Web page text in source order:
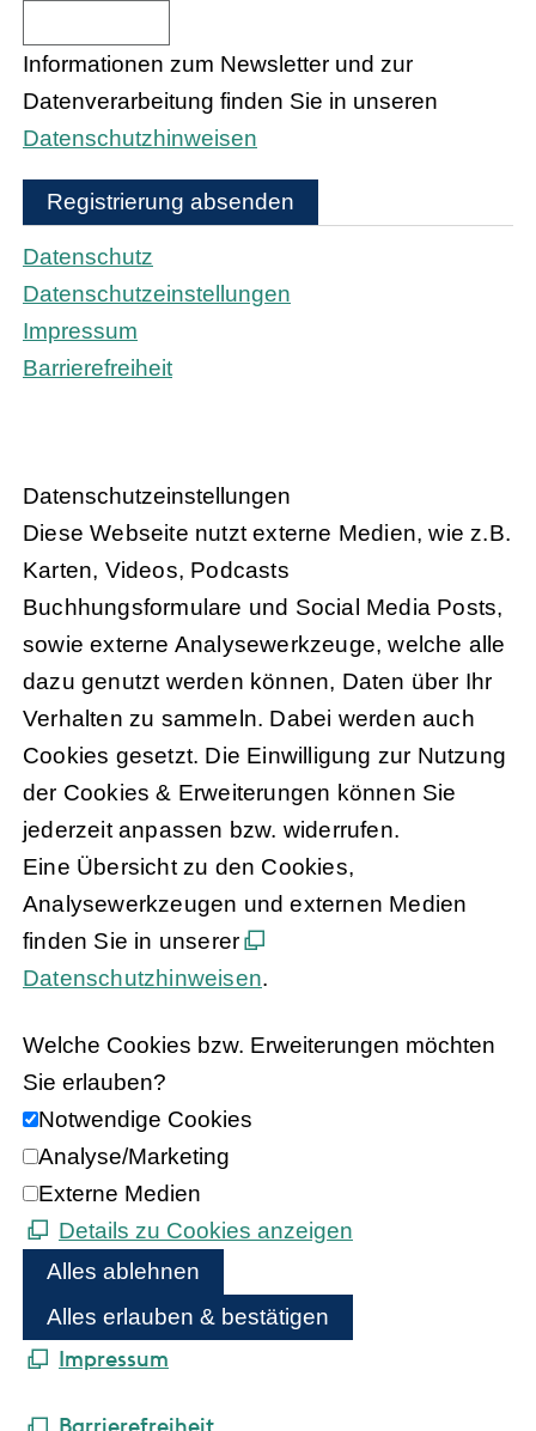
Informationen zum Newsletter und zur
Datenverarbeitung finden Sie in unseren
Datenschutzhinweisen
Registrierung absenden
Datenschutz
Datenschutzeinstellungen
Impressum
Barrierefreiheit
Daten­schutz­ein­stel­lun­gen
Diese Webseite nutzt externe Medien, wie z.B.
Karten, Videos, Podcasts
Buchhungsformulare und Social Media Posts,
sowie externe Analysewerkzeuge, welche alle
dazu genutzt werden können, Daten über Ihr
Verhalten zu sammeln. Dabei werden auch
Cookies gesetzt. Die Einwilligung zur Nutzung
der Cookies & Erweiterungen können Sie
jederzeit anpassen bzw. widerrufen.
Eine Übersicht zu den Cookies,
Analysewerkzeugen und externen Medien
finden Sie in unserer
Datenschutzhinweisen.
Welche Cookies bzw. Erweiterungen möchten
Sie erlauben?
Notwendige Cookies
Analyse/Marketing
Externe Medien
Details zu Cookies anzeigen
Alles ablehnen
Alles erlauben & bestätigen
Impressum